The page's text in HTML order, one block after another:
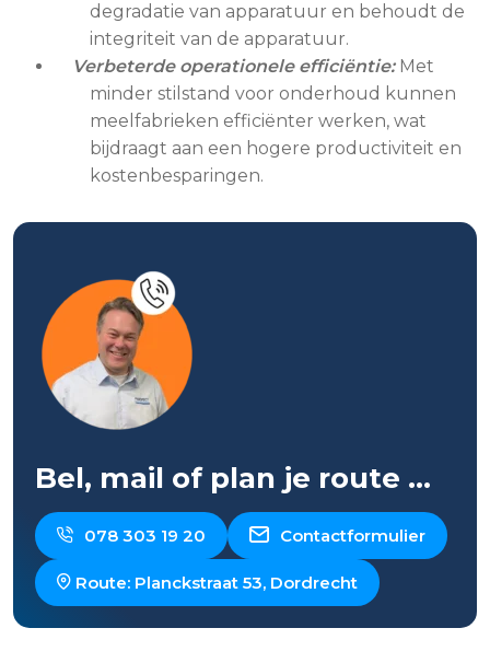
degradatie van apparatuur en behoudt de
integriteit van de apparatuur.
Verbeterde operationele efficiëntie:Met
minder stilstand voor onderhoud kunnen
meelfabrieken efficiënter werken, wat
bijdraagt aan een hogere productiviteit en
kostenbesparingen.
Bel, mail of plan je route …
078 303 19 20 Contactformulier
Route: Planckstraat 53, Dordrecht